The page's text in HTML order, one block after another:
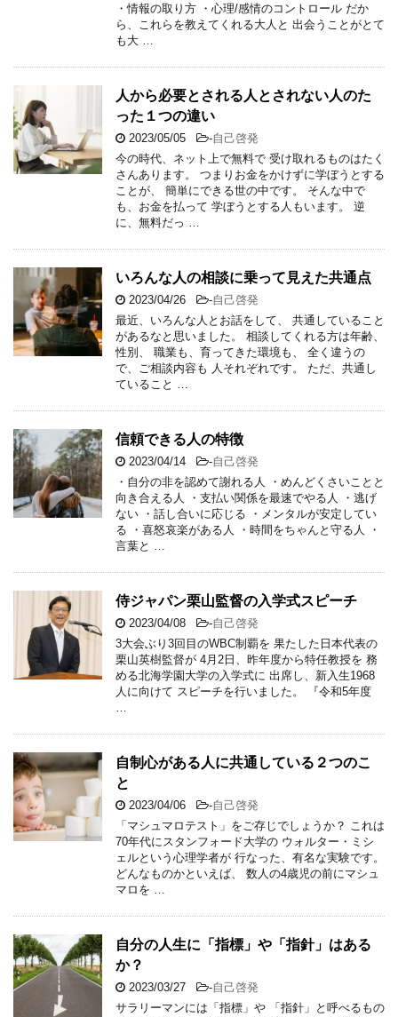
・情報の取り方 ・心理/感情のコントロール だか
ら、これらを教えてくれる大人と 出会うことがとて
も大 …
人から必要とされる人とされない人のた
った１つの違い
2023/05/05 -自己啓発
今の時代、ネット上で無料で 受け取れるものはたく
さんあります。 つまりお金をかけずに学ぼうとする
ことが、 簡単にできる世の中です。 そんな中で
も、お金を払って 学ぼうとする人もいます。 逆
に、無料だっ …
いろんな人の相談に乗って見えた共通点
2023/04/26 -自己啓発
最近、いろんな人とお話をして、 共通していること
があるなと思いました。 相談してくれる方は年齢、
性別、 職業も、育ってきた環境も、 全く違うの
で、ご相談内容も 人それぞれです。 ただ、共通し
ていること …
信頼できる人の特徴
2023/04/14 -自己啓発
・自分の非を認めて謝れる人 ・めんどくさいことと
向き合える人 ・支払い関係を最速でやる人 ・逃げ
ない ・話し合いに応じる ・メンタルが安定してい
る ・喜怒哀楽がある人 ・時間をちゃんと守る人 ・
言葉と …
侍ジャパン栗山監督の入学式スピーチ
2023/04/08 -自己啓発
3大会ぶり3回目のWBC制覇を 果たした日本代表の
栗山英樹監督が 4月2日、昨年度から特任教授を 務
める北海学園大学の入学式に 出席し、新入生1968
人に向けて スピーチを行いました。 『令和5年度
自制心がある人に共通している２つのこ
と
2023/04/06 -自己啓発
「マシュマロテスト」をご存じでしょうか？ これは
70年代にスタンフォード大学の ウォルター・ミシ
ェルという心理学者が 行なった、有名な実験です。
どんなものかといえば、 数人の4歳児の前にマシュ
マロを …
自分の人生に「指標」や「指針」はある
か？
2023/03/27 -自己啓発
サラリーマンには「指標」や 「指針」と呼べるもの